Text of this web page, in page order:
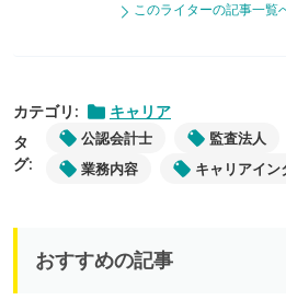
このライターの記事一覧
カテゴリ:
キャリア
タ
グ:
公認会計士 監査法人
業務内容
キャリアイン
おすすめの記事